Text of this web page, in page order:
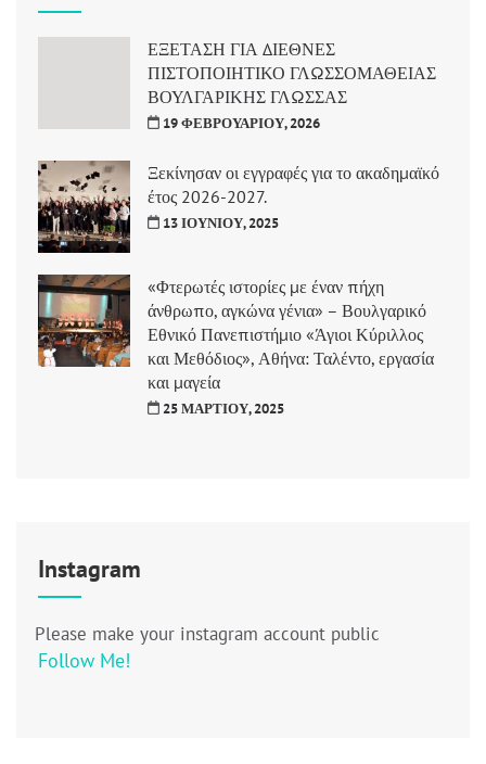
ΕΞΕΤΑΣΗ ΓΙΑ ΔΙΕΘΝΕΣ
ΠΙΣΤΟΠΟΙΗΤΙΚΟ ΓΛΩΣΣΟΜΑΘΕΙΑΣ
ΒΟΥΛΓΑΡΙΚΗΣ ΓΛΩΣΣΑΣ
19 ΦΕΒΡΟΥΑΡΊΟΥ, 2026
Ξεκίνησαν οι εγγραφές για το ακαδημαϊκό
έτος 2026-2027.
13 ΙΟΥΝΊΟΥ, 2025
«Φτερωτές ιστορίες με έναν πήχη
άνθρωπο, αγκώνα γένια» – Βουλγαρικό
Εθνικό Πανεπιστήμιο «Άγιοι Κύριλλος
και Μεθόδιος», Αθήνα: Ταλέντο, εργασία
και μαγεία
25 ΜΑΡΤΊΟΥ, 2025
Instagram
Please make your instagram account public
Follow Me!